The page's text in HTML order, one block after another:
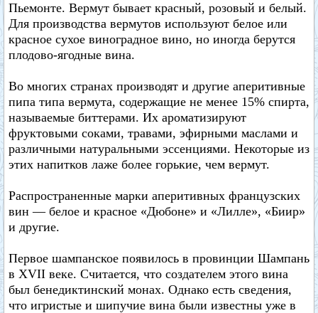
Пьемонте. Вермут бывает красный, розовый и белый.
Для производства вермутов используют белое или
красное сухое виноградное вино, но иногда берутся
плодово-ягодные вина.
Во многих странах производят и другие аперитивные
пипа типа вермута, содержащие не менее 15% спирта,
называемые биттерами. Их ароматизируют
фруктовыми соками, травами, эфирными маслами и
различными натуральными эссенциями. Некоторые из
этих напитков лаже более горькие, чем вермут.
Распространенные марки аперитивных французских
вин — белое и красное «Дюбоне» и «Лилле», «Биир»
и другие.
Первое шампанское появилось в провинции Шампань
в XVII веке. Считается, что создателем этого вина
был бенедиктинский монах. Однако есть сведения,
что игристые и шипучие вина были известны уже в